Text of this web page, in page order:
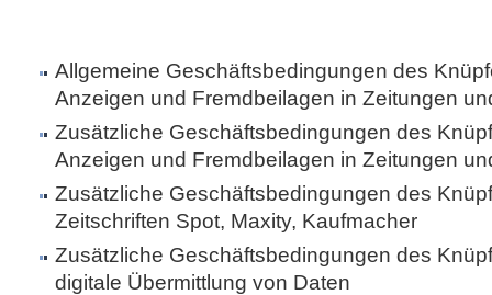
Allgemeine Geschäftsbedingungen des
Anzeigen und Fremdbeilagen in Zeitungen
Zusätzliche Geschäftsbedingungen des
Anzeigen und Fremdbeilagen in Zeitungen
Zusätzliche Geschäftsbedingungen des
Zeitschriften Spot, Maxity, Kaufmacher
Zusätzliche Geschäftsbedingungen des
digitale Übermittlung von Daten